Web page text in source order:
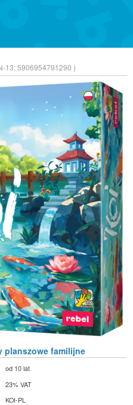
13:5906954791290 )
planszowe familijne
od 10 lat
23% VAT
KOI-PL